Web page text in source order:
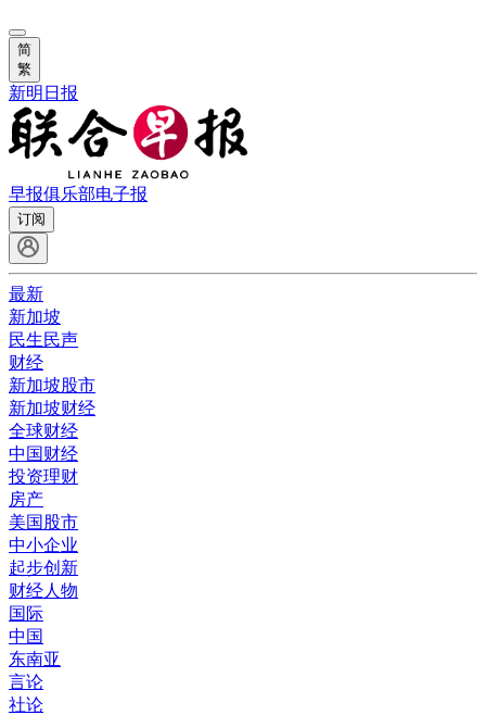
简
繁
新明日报
早报俱乐部电子报
订阅
最新
新加坡
民生民声
财经
新加坡股市
新加坡财经
全球财经
中国财经
投资理财
房产
美国股市
中小企业
起步创新
财经人物
国际
中国
东南亚
言论
社论